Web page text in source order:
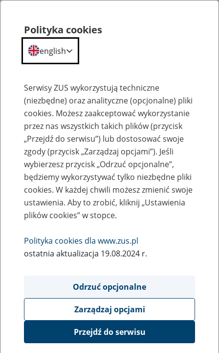
Szkolenia
Zaproś ZUS do siebie - zakładanie profili
eZUS w siedzibie Twojej firmy
Rodzaj wydarzenia
Szkolenia
obsługa klientów
Event description
Platforma Usług Elektronicznych eZUS
Polityka cookies
english
Serwisy ZUS wykorzystują techniczne
(niezbędne) oraz analityczne (opcjonalne) pliki
cookies. Możesz zaakceptować wykorzystanie
przez nas wszystkich takich plików (przycisk
„Przejdź do serwisu”) lub dostosować swoje
zgody (przycisk „Zarządzaj opcjami”). Jeśli
wybierzesz przycisk „Odrzuć opcjonalne”,
będziemy wykorzystywać tylko niezbędne pliki
cookies. W każdej chwili możesz zmienić swoje
ustawienia. Aby to zrobić, kliknij „Ustawienia
plików cookies” w stopce.
Polityka cookies dla www.zus.pl
ostatnia aktualizacja 19.08.2024 r.
Odrzuć opcjonalne
Zarządzaj opcjami
Przejdź do serwisu